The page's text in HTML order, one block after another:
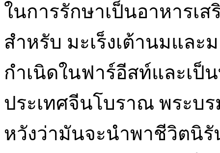
ในการรักษาเป็นอาหารเ
สำหรับ มะเร็งเต้านมและ
กำเนิดในฟาร์อีสท์และเป็
ประเทศจีนโบราณ พระบ
หวังว่ามันจะนำพาชีวิตนิรั